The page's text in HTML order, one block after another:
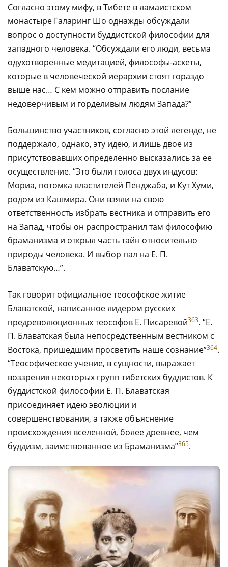
Согласно этому мифу, в Тибете в ламаистском
монастыре Галаринг Шо однажды обсуждали
вопрос о доступности буддистской философии для
западного человека. “Обсуждали его люди, весьма
одухотворенные медитацией, философы-аскеты,
которые в человеческой иерархии стоят гораздо
выше нас… С кем можно отправить послание
недоверчивым и горделивым людям Запада?”
Большинство участников, согласно этой легенде, не
поддержало, однако, эту идею, и лишь двое из
присутствовавших определенно высказались за ее
осуществление. “Это были голоса двух индусов:
Мориа, потомка властителей Пенджаба, и Кут Хуми,
родом из Кашмира. Они взяли на свою
ответственность избрать вестника и отправить его
на Запад, чтобы он распространил там философию
браманизма и открыл часть тайн относительно
природы человека. И выбор пал на Е. П.
Блаватскую…”.
Так говорит официальное теософское житие
Блаватской, написанное лидером русских
предреволюционных теософов Е. Писаревой363. “Е.
П. Блаватская была непосредственным вестником с
Востока, пришедшим просветить наше сознание”364.
“Теософическое учение, в сущности, выражает
воззрения некоторых групп тибетских буддистов. К
буддистской философии Е. П. Блаватская
присоединяет идею эволюции и
совершенствования, а также объяснение
происхождения вселенной, более древнее, чем
буддизм, заимствованное из Браманизма”365.